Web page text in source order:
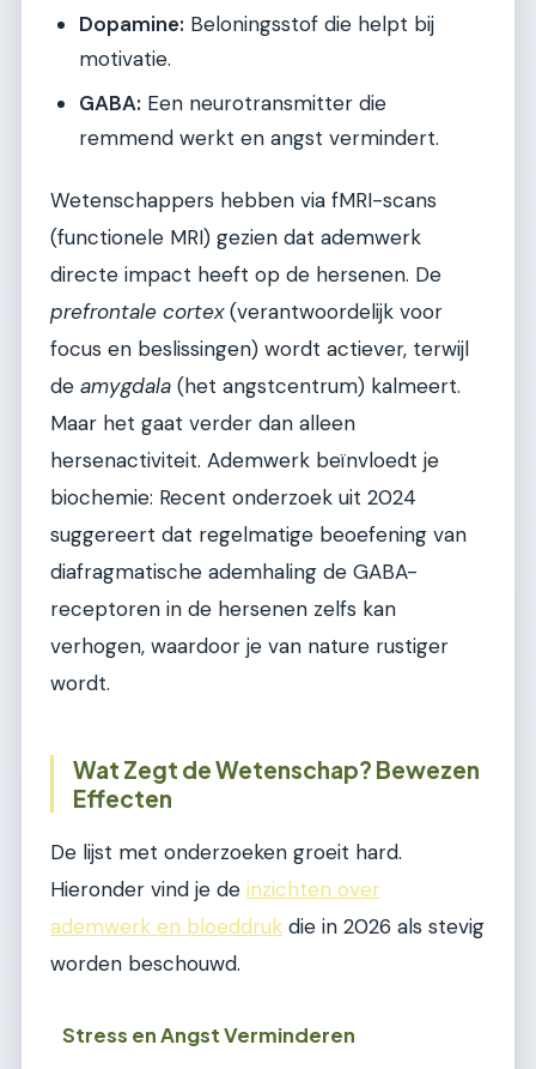
Dopamine: Beloningsstof die helpt bij
motivatie.
GABA: Een neurotransmitter die
remmend werkt en angst vermindert.
Wetenschappers hebben via fMRI-scans
(functionele MRI) gezien dat ademwerk
directe impact heeft op de hersenen. De
prefrontale cortex(verantwoordelijk voor
focus en beslissingen) wordt actiever, terwijl
de amygdala (het angstcentrum) kalmeert.
Maar het gaat verder dan alleen
hersenactiviteit. Ademwerk beïnvloedt je
biochemie: Recent onderzoek uit 2024
suggereert dat regelmatige beoefening van
diafragmatische ademhaling de GABA-
receptoren in de hersenen zelfs kan
verhogen, waardoor je van nature rustiger
wordt.
Wat Zegt de Wetenschap? Bewezen
Effecten
De lijst met onderzoeken groeit hard.
Hieronder vind je de inzichten over
ademwerk en bloeddruk die in 2026 als stevig
worden beschouwd.
Stress en Angst Verminderen